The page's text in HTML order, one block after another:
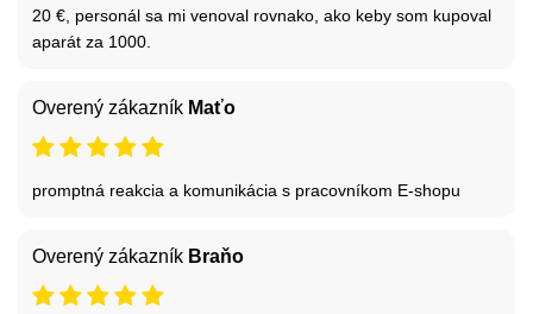
20 €, personál sa mi venoval rovnako, ako keby som kupoval
aparát za 1000.
Overený zákazník Maťo
promptná reakcia a komunikácia s pracovníkom E-shopu
Overený zákazník Braňo